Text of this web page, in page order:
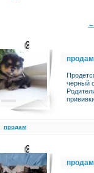
←
продам
чёрный
продам
продам